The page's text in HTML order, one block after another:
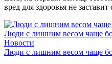
вред для здоровья не
Люди с лишним весом чаще
Новости
Люди с лишним весом чаще